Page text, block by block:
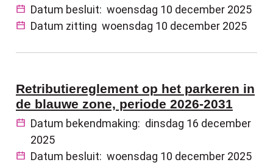
Datum besluit: woensdag 10 december 2025
Datum zitting woensdag 10 december 2025
Retributiereglement op het parkeren in
de blauwe zone, periode 2026-2031
Datum bekendmaking: dinsdag 16 december
2025
Datum besluit: woensdag 10 december 2025